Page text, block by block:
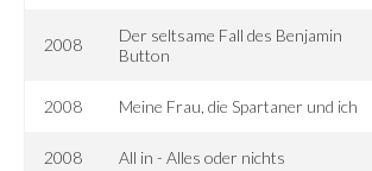
2008
Der seltsame Fall des Benjamin
Button
2008 Meine Frau, die Spartaner und ich
2008 All in - Alles oder nichts